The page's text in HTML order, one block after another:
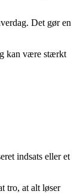
Det gør en
kan være stærkt
indsats eller et
tro, at alt løser